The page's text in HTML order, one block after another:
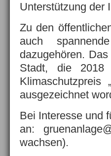
Unterstützung der
Zu den
auch
dazugehören.
Stadt, die 2018
Klimaschutzpreis
ausgezeichnet
Bei Interesse und
an:
wachsen).